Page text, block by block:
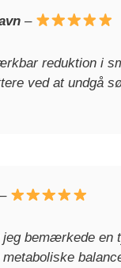
–
reduktion i
ved at undgå
bemærkede